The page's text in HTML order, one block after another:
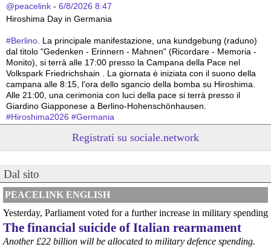
@peacelink - 6/8/2026 8:47
Hiroshima Day in Germania
#Berlino . La principale manifestazione, una kundgebung (raduno)
dal titolo "Gedenken - Erinnern - Mahnen" (Ricordare - Memoria -
Monito), si terrà alle 17:00 presso la Campana della Pace nel
Volkspark Friedrichshain . La giornata è iniziata con il suono della
campana alle 8:15, l'ora dello sgancio della bomba su Hiroshima.
Alle 21:00, una cerimonia con luci della pace si terrà presso il
Giardino Giapponese a Berlino-Hohenschönhausen.
#Hiroshima2026 #Germania
6/8/2026 8:44
Hiroshima Day in Germania
articolato. La commemorazione ufficiale è iniziata alle 8:00 con una
cerimonia presso la Aegidienkirche , seguita da una meditazione
sonora e da una funzione multireligiosa per la pace nel pomeriggio.
In serata, la città ospiterà proiezioni di documentari al Neues
Rathaus e, alle 22:00, un suggestivo momento di ricordo con il
lancio di lanterne di carta sullo stagno Maschteich.
#
Hiroshima2026 Germania
Registrati su sociale.network
Dal sito
PEACELINK ENGLISH
Yesterday, Parliament voted for a further increase in military spending
The financial suicide of Italian rearmament
Another £22 billion will be allocated to military defence spending.